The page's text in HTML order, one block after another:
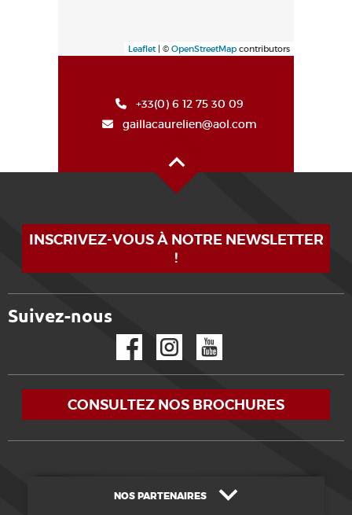
Leaflet| © OpenStreetMap contributors
+33(0) 6 12 75 30 09
gaillacaurelien@aol.com
INSCRIVEZ-VOUS À NOTRE NEWSLETTER
!
Suivez-nous
CONSULTEZ NOS BROCHURES
NOS PARTENAIRES